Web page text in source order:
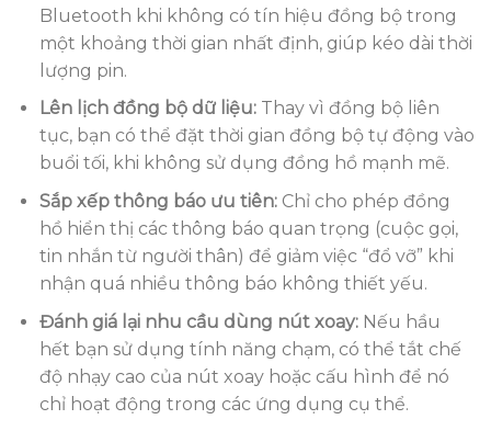
Bluetooth khi không có tín hiệu đồng bộ trong
một khoảng thời gian nhất định, giúp kéo dài thời
lượng pin.
Lên lịch đồng bộ dữ liệu:Thay vì đồng bộ liên
tục, bạn có thể đặt thời gian đồng bộ tự động vào
buổi tối, khi không sử dụng đồng hồ mạnh mẽ.
Sắp xếp thông báo ưu tiên:Chỉ cho phép đồng
hồ hiển thị các thông báo quan trọng (cuộc gọi,
tin nhắn từ người thân) để giảm việc “đổ vỡ” khi
nhận quá nhiều thông báo không thiết yếu.
Đánh giá lại nhu cầu dùng nút xoay:Nếu hầu
hết bạn sử dụng tính năng chạm, có thể tắt chế
độ nhạy cao của nút xoay hoặc cấu hình để nó
chỉ hoạt động trong các ứng dụng cụ thể.